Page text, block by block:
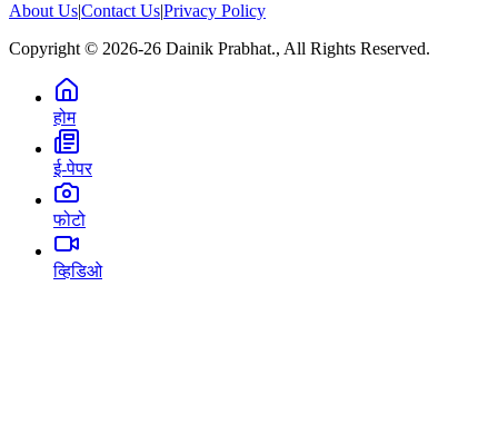
About Us|Contact Us|Privacy Policy
Copyright © 2026-26 Dainik Prabhat., All Rights Reserved.
होम
ई-पेपर
फोटो
व्हिडिओ